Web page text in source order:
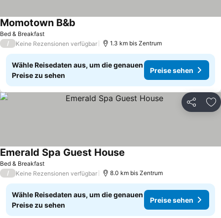
Bed & Breakfast
Momotown B&b
/ Keine Rezensionen verfügbar 1.3 km bis Zentrum
Wähle Reisedaten aus, um die genauen
Preise zu sehen
Preise sehen
Teilen
Bed & Breakfast
Emerald Spa Guest House
/ Keine Rezensionen verfügbar 8.0 km bis Zentrum
Wähle Reisedaten aus, um die genauen
Preise zu sehen
Preise sehen